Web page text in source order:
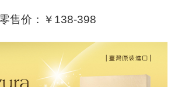
零售价：￥138-398